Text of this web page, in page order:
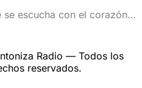
se escucha con el corazón y
Radio — Todos los
reservados.